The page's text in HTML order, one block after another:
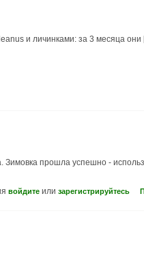
и личинками: за 3 месяца они
Зимовка прошла успешно -
войдите или зарегистрируйтесь